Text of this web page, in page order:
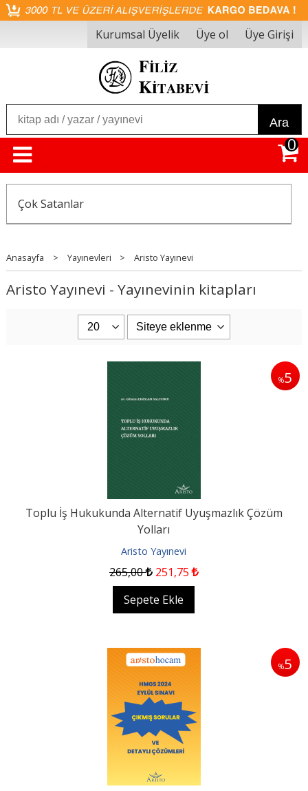
Kurumsal Üyelik Üye ol Üye Girişi
Ara
0
Çok Satanlar
Anasayfa > Yayınevleri > Aristo Yayınevi
Aristo Yayınevi - Yayınevinin kitapları
%5
Toplu İş Hukukunda Alternatif Uyuşmazlık Çözüm
Yolları
Aristo Yayınevi
265,00 251,75
Sepete Ekle
%5